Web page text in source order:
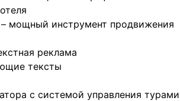
мощный инструмент продвижения
реклама
тексты
с системой управления турами